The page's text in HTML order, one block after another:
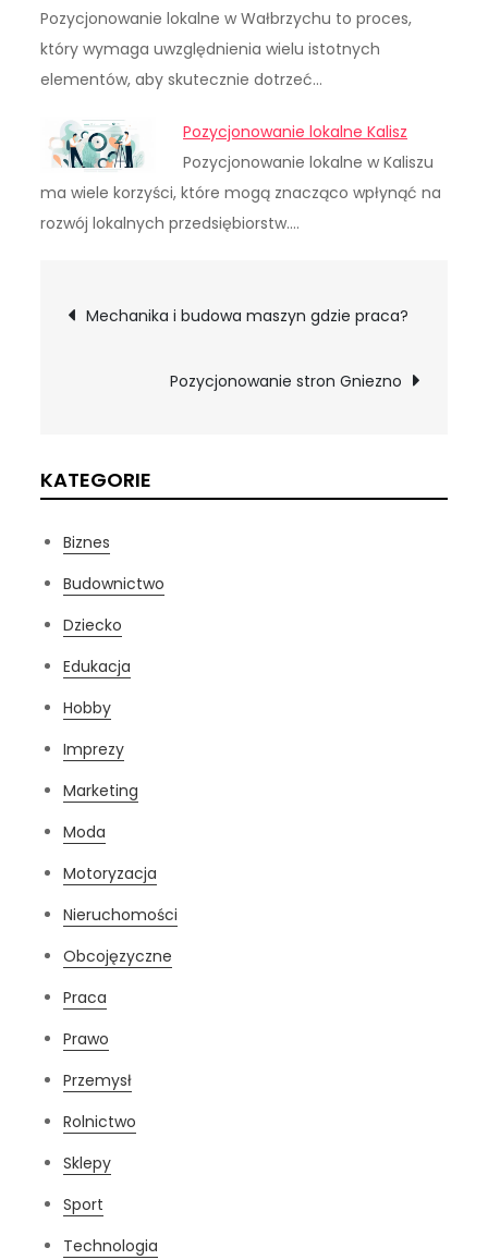
Pozycjonowanie lokalne w Wałbrzychu to proces,
który wymaga uwzględnienia wielu istotnych
elementów, aby skutecznie dotrzeć…
Pozycjonowanie lokalne Kalisz
Pozycjonowanie lokalne w Kaliszu
ma wiele korzyści, które mogą znacząco wpłynąć na
rozwój lokalnych przedsiębiorstw.…
Nawigacja
wpisu
Mechanika i budowa maszyn gdzie praca?
Pozycjonowanie stron Gniezno
KATEGORIE
Biznes
Budownictwo
Dziecko
Edukacja
Hobby
Imprezy
Marketing
Moda
Motoryzacja
Nieruchomości
Obcojęzyczne
Praca
Prawo
Przemysł
Rolnictwo
Sklepy
Sport
Technologia